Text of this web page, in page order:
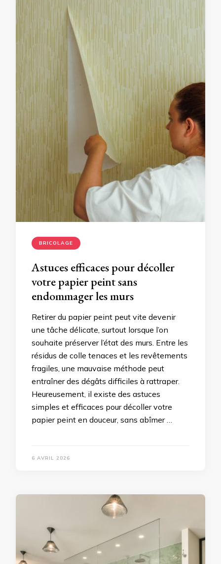
BRICOLAGE
Astuces efficaces pour décoller
votre papier peint sans
endommager les murs
Retirer du papier peint peut vite devenir
une tâche délicate, surtout lorsque l’on
souhaite préserver l’état des murs. Entre les
résidus de colle tenaces et les revêtements
fragiles, une mauvaise méthode peut
entraîner des dégâts difficiles à rattraper.
Heureusement, il existe des astuces
simples et efficaces pour décoller votre
papier peint en douceur, sans abîmer …
6 AVRIL 2026